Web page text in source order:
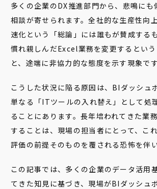
多くの企業のDX推進部門から、悲鳴にも
相談が寄せられます。全社的な生産性向
速化という「総論」には誰もが賛成する
慣れ親しんだExcel業務を変更するとい
と、途端に非協力的な態度を示す現象です
こうした状況に陥る原因は、BIダッシュ
単なる「ITツールの入れ替え」として処
ることにあります。長年培われてきた業
することは、現場の担当者にとって、こ
評価の前提そのものを覆される恐怖を伴い
この記事では、多くの企業のデータ活用
てきた知見に基づき、現場がBIダッシュ